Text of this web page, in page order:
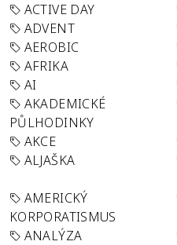
ACTIVE DAY
ADVENT
AEROBIC
AFRIKA
AI
AKADEMICKÉ
PŮLHODINKY
AKCE
ALJAŠKA
AMERICKÝ
KORPORATISMUS
ANALÝZA